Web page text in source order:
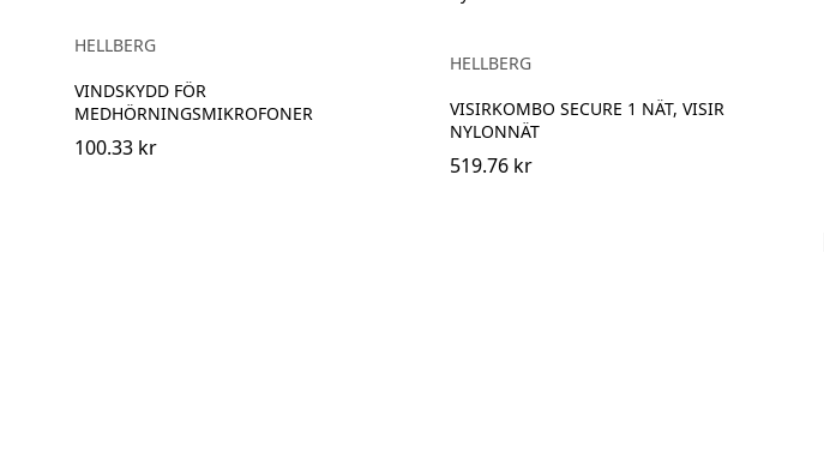
HELLBERG
VINDSKYDD FÖR
MEDHÖRNINGSMIKROFONER
100.33 kr
HELLBERG
VISIRKOMBO SECURE 1 NÄT, VISIR
NYLONNÄT
519.76 kr